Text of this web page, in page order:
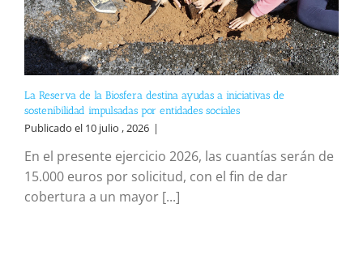
La Reserva de la Biosfera destina ayudas a iniciativas de
sostenibilidad impulsadas por entidades sociales
Publicado el 10 julio , 2026 |
En el presente ejercicio 2026, las cuantías serán de
15.000 euros por solicitud, con el fin de dar
cobertura a un mayor [...]